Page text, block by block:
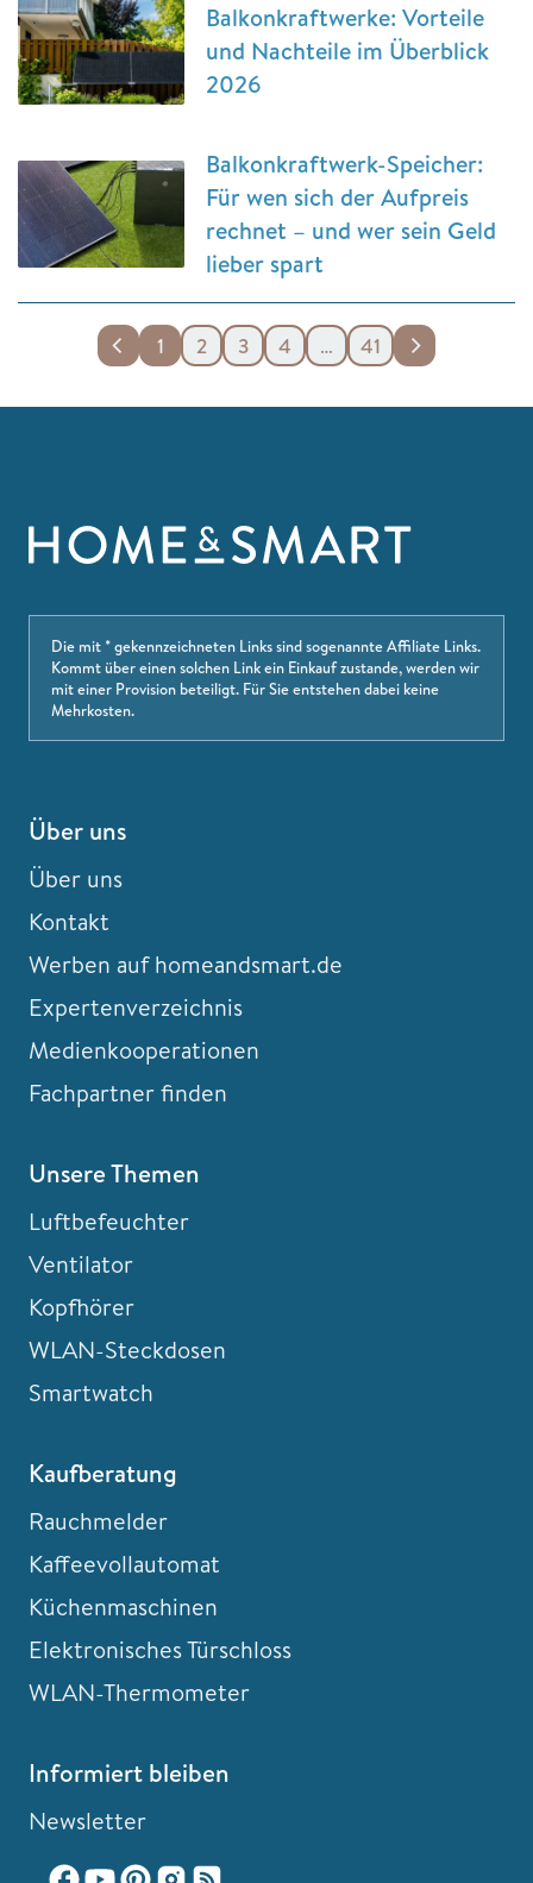
Balkonkraftwerke: Vorteile
und Nachteile im Überblick
2026
Balkonkraftwerk-Speicher:
Für wen sich der Aufpreis
rechnet – und wer sein Geld
lieber spart
1 2 3 4 … 41
Die mit * gekennzeichneten Links sind sogenannte Affiliate Links.
Kommt über einen solchen Link ein Einkauf zustande, werden wir
mit einer Provision beteiligt. Für Sie entstehen dabei keine
Mehrkosten.
Über uns
Über uns
Kontakt
Werben auf homeandsmart.de
Expertenverzeichnis
Medienkooperationen
Fachpartner finden
Unsere Themen
Luftbefeuchter
Ventilator
Kopfhörer
WLAN-Steckdosen
Smartwatch
Kaufberatung
Rauchmelder
Kaffeevollautomat
Küchenmaschinen
Elektronisches Türschloss
WLAN-Thermometer
Informiert bleiben
Newsletter